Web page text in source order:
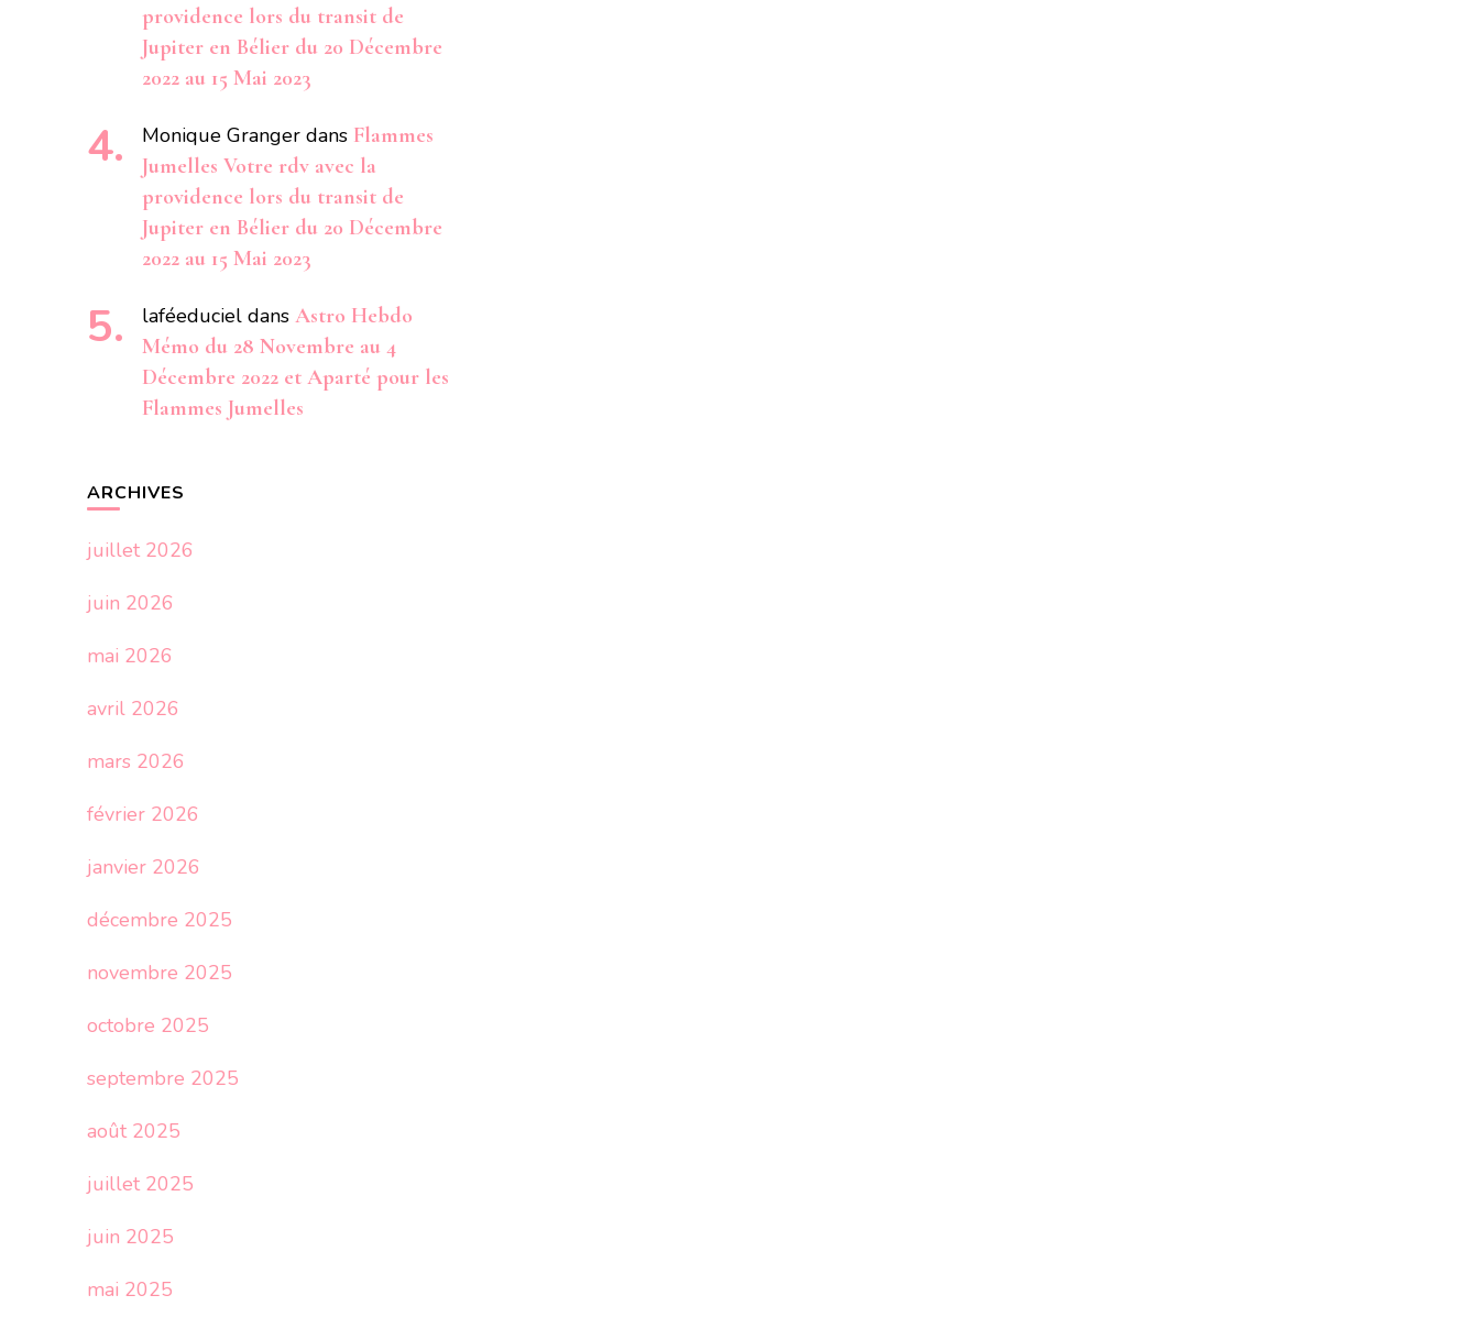
providence lors du transit de
Jupiter en Bélier du 20 Décembre
2022 au 15 Mai 2023
Monique Granger dans Flammes
Jumelles Votre rdv avec la
providence lors du transit de
Jupiter en Bélier du 20 Décembre
2022 au 15 Mai 2023
laféeduciel dans Astro Hebdo
Mémo du 28 Novembre au 4
Décembre 2022 et Aparté pour les
Flammes Jumelles
ARCHIVES
juillet 2026
juin 2026
mai 2026
avril 2026
mars 2026
février 2026
janvier 2026
décembre 2025
novembre 2025
octobre 2025
septembre 2025
août 2025
juillet 2025
juin 2025
mai 2025